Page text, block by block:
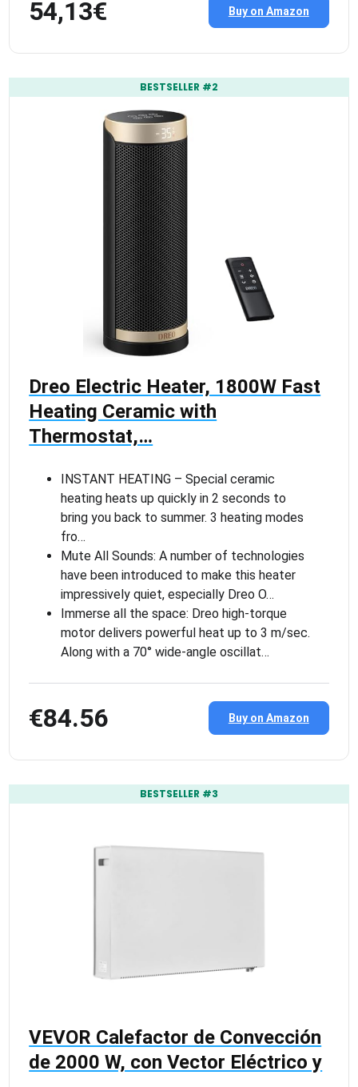
54,13€ Buy on Amazon
BESTSELLER #2
Dreo Electric Heater, 1800W Fast
Heating Ceramic with
Thermostat,…
INSTANT HEATING – Special ceramic
heating heats up quickly in 2 seconds to
bring you back to summer. 3 heating modes
fro…
Mute All Sounds: A number of technologies
have been introduced to make this heater
impressively quiet, especially Dreo O…
Immerse all the space: Dreo high-torque
motor delivers powerful heat up to 3 m/sec.
Along with a 70° wide-angle oscillat…
€84.56 Buy on Amazon
BESTSELLER #3
VEVOR Calefactor de Convección
de 2000 W, con Vector Eléctrico y